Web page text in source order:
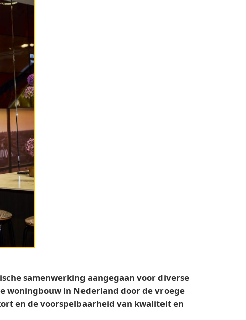
samenwerking aangegaan voor diverse
woningbouw in Nederland door de vroege
en de voorspelbaarheid van kwaliteit en